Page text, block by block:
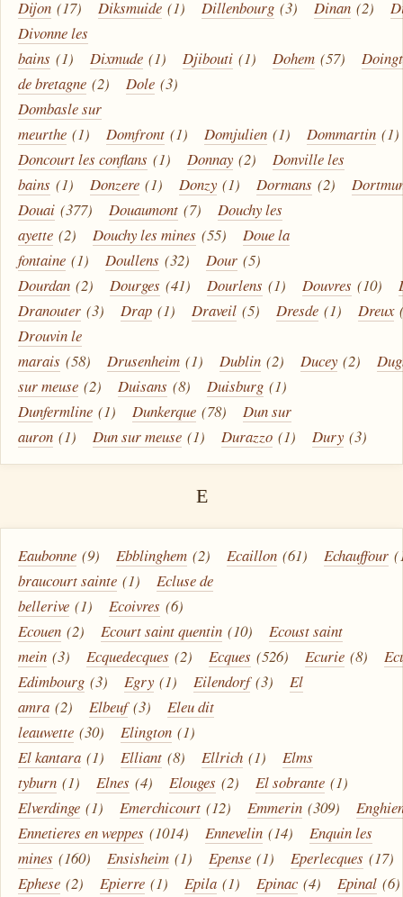
Dijon (17) Diksmuide (1) Dillenbourg (3) Dinan (2)
Divonne les
bains (1) Dixmude (1) Djibouti (1) Dohem (57)
Doingt
de bretagne (2) Dole (3)
Dombasle sur
meurthe (1) Domfront (1) Domjulien (1) Dommartin (1)
Doncourt les conflans (1) Donnay (2)
Donville les
bains (1) Donzere (1) Donzy (1) Dormans (2)
Douai (377) Douaumont (7)
Douchy les
ayette (2) Douchy les mines (55)
Doue la
fontaine (1) Doullens (32) Dour (5)
Dourdan (2) Dourges (41) Dourlens (1) Douvres (10)
Dranouter (3) Drap (1) Draveil (5) Dresde (1) Dreux
Drouvin le
marais (58) Drusenheim (1) Dublin (2) Ducey (2)
sur meuse (2) Duisans (8) Duisburg (1)
Dunfermline (1) Dunkerque (78)
Dun sur
auron (1) Dun sur meuse (1) Durazzo (1) Dury (3)
E
Eaubonne (9) Ebblinghem (2) Ecaillon (61) Echauffour
braucourt sainte (1)
Ecluse de
bellerive (1) Ecoivres (6)
Ecouen (2) Ecourt saint quentin (10)
Ecoust saint
mein (3) Ecquedecques (2) Ecques (526) Ecurie (8)
Edimbourg (3) Egry (1) Eilendorf (3)
El
amra (2) Elbeuf (3)
Eleu dit
leauwette (30) Elington (1)
El kantara (1) Elliant (8) Ellrich (1)
Elms
tyburn (1) Elnes (4) Elouges (2) El sobrante (1)
Elverdinge (1) Emerchicourt (12) Emmerin (309)
Ennetieres en weppes (1014) Ennevelin (14)
Enquin les
mines (160) Ensisheim (1) Epense (1) Eperlecques (17)
Ephese (2) Epierre (1) Epila (1) Epinac (4) Epinal (6)